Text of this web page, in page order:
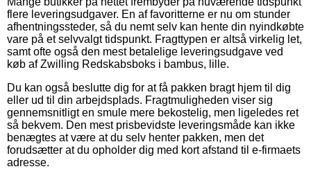
flere leveringsudgaver. En af favoritterne er nu om stunder
afhentningssteder, så du nemt selv kan hente din nyindkøbte
vare på et selvvalgt tidspunkt. Fragttypen er altså virkelig let,
samt ofte også den mest betalelige leveringsudgave ved
køb af Zwilling Redskabsboks i bambus, lille.
Du kan også beslutte dig for at få pakken bragt hjem til dig
eller ud til din arbejdsplads. Fragtmuligheden viser sig
gennemsnitligt en smule mere bekostelig, men ligeledes ret
så bekvem. Den mest prisbevidste leveringsmåde kan ikke
benægtes at være at du selv henter pakken, men det
forudsætter at du opholder dig med kort afstand til e-firmaets
adresse.